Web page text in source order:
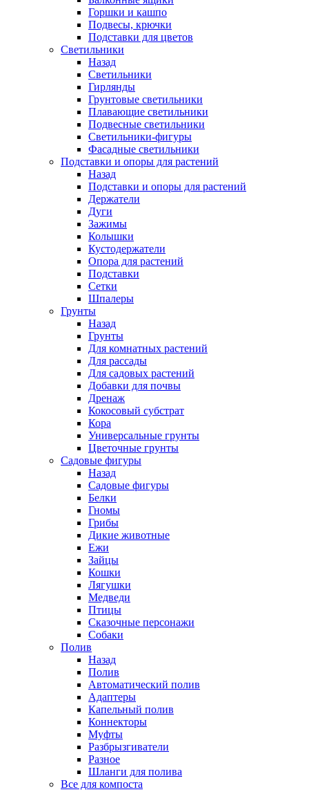
Горшки и кашпо
Подвесы, крючки
Подставки для цветов
Светильники
Назад
Светильники
Гирлянды
Грунтовые светильники
Плавающие светильники
Подвесные светильники
Светильники-фигуры
Фасадные светильники
Подставки и опоры для растений
Назад
Подставки и опоры для растений
Держатели
Дуги
Зажимы
Колышки
Кустодержатели
Опора для растений
Подставки
Сетки
Шпалеры
Грунты
Назад
Грунты
Для комнатных растений
Для рассады
Для садовых растений
Добавки для почвы
Дренаж
Кокосовый субстрат
Кора
Универсальные грунты
Цветочные грунты
Садовые фигуры
Назад
Садовые фигуры
Белки
Гномы
Грибы
Дикие животные
Ежи
Зайцы
Кошки
Лягушки
Медведи
Птицы
Сказочные персонажи
Собаки
Полив
Назад
Полив
Автоматический полив
Адаптеры
Капельный полив
Коннекторы
Муфты
Разбрызгиватели
Разное
Шланги для полива
Все для компоста